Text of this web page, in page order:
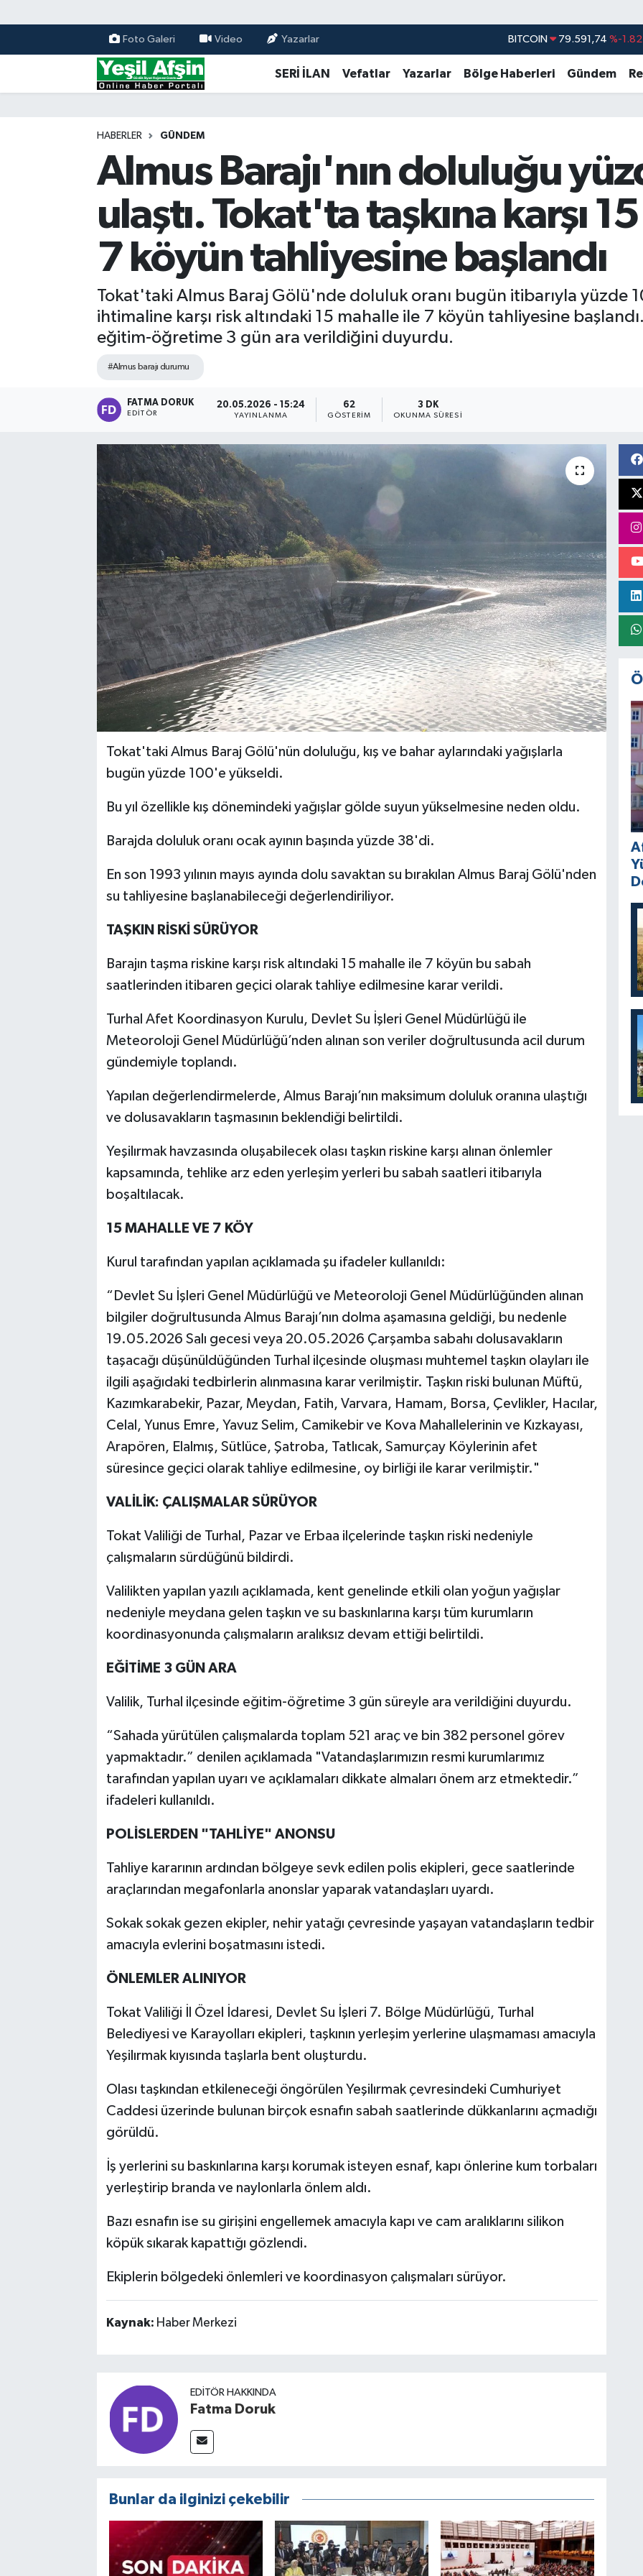
Foto Galeri Video Yazarlar DOLAR 45,43620 %0.02
STERLİN 61,60380 %0.18
BITCOIN 79.591,74 %-1.82
SERİ İLAN Vefatlar Yazarlar Bölge Haberleri Gündem
HABERLER GÜNDEM
Almus Barajı'nın doluluğu
ulaştı. Tokat'ta taşkına karşı
7 köyün tahliyesine başlandı
Tokat'taki Almus Baraj Gölü'nde doluluk oranı bugün itibarıyla yüzde
ihtimaline karşı risk altındaki 15 mahalle ile 7 köyün tahliyesine
eğitim-öğretime 3 gün ara verildiğini duyurdu.
#Almus barajı durumu
FATMA DORUK
EDITÖR
20.05.2026 - 15:24
YAYINLANMA
62
GÖSTERIM
3 DK
OKUNMA SÜRESI
Tokat'taki Almus Baraj Gölü'nün doluluğu, kış ve bahar aylarındaki yağışlarla
bugün yüzde 100'e yükseldi.
Bu yıl özellikle kış dönemindeki yağışlar gölde suyun yükselmesine neden oldu.
Barajda doluluk oranı ocak ayının başında yüzde 38'di.
En son 1993 yılının mayıs ayında dolu savaktan su bırakılan Almus Baraj Gölü'nden
su tahliyesine başlanabileceği değerlendiriliyor.
TAŞKIN RİSKİ SÜRÜYOR
Barajın taşma riskine karşı risk altındaki 15 mahalle ile 7 köyün bu sabah
saatlerinden itibaren geçici olarak tahliye edilmesine karar verildi.
Turhal Afet Koordinasyon Kurulu, Devlet Su İşleri Genel Müdürlüğü ile
Meteoroloji Genel Müdürlüğü’nden alınan son veriler doğrultusunda acil durum
gündemiyle toplandı.
Yapılan değerlendirmelerde, Almus Barajı’nın maksimum doluluk oranına ulaştığı
ve dolusavakların taşmasının beklendiği belirtildi.
Yeşilırmak havzasında oluşabilecek olası taşkın riskine karşı alınan önlemler
kapsamında, tehlike arz eden yerleşim yerleri bu sabah saatleri itibarıyla
boşaltılacak.
15 MAHALLE VE 7 KÖY
Kurul tarafından yapılan açıklamada şu ifadeler kullanıldı:
“Devlet Su İşleri Genel Müdürlüğü ve Meteoroloji Genel Müdürlüğünden alınan
bilgiler doğrultusunda Almus Barajı’nın dolma aşamasına geldiği, bu nedenle
19.05.2026 Salı gecesi veya 20.05.2026 Çarşamba sabahı dolusavakların
taşacağı düşünüldüğünden Turhal ilçesinde oluşması muhtemel taşkın olayları ile
ilgili aşağıdaki tedbirlerin alınmasına karar verilmiştir. Taşkın riski bulunan Müftü,
Kazımkarabekir, Pazar, Meydan, Fatih, Varvara, Hamam, Borsa, Çevlikler, Hacılar,
Celal, Yunus Emre, Yavuz Selim, Camikebir ve Kova Mahallelerinin ve Kızkayası,
Arapören, Elalmış, Sütlüce, Şatroba, Tatlıcak, Samurçay Köylerinin afet
süresince geçici olarak tahliye edilmesine, oy birliği ile karar verilmiştir."
VALİLİK: ÇALIŞMALAR SÜRÜYOR
Tokat Valiliği de Turhal, Pazar ve Erbaa ilçelerinde taşkın riski nedeniyle
çalışmaların sürdüğünü bildirdi.
Valilikten yapılan yazılı açıklamada, kent genelinde etkili olan yoğun yağışlar
nedeniyle meydana gelen taşkın ve su baskınlarına karşı tüm kurumların
koordinasyonunda çalışmaların aralıksız devam ettiği belirtildi.
EĞİTİME 3 GÜN ARA
Valilik, Turhal ilçesinde eğitim-öğretime 3 gün süreyle ara verildiğini duyurdu.
“Sahada yürütülen çalışmalarda toplam 521 araç ve bin 382 personel görev
yapmaktadır.” denilen açıklamada "Vatandaşlarımızın resmi kurumlarımız
tarafından yapılan uyarı ve açıklamaları dikkate almaları önem arz etmektedir.”
ifadeleri kullanıldı.
POLİSLERDEN "TAHLİYE" ANONSU
Tahliye kararının ardından bölgeye sevk edilen polis ekipleri, gece saatlerinde
araçlarından megafonlarla anonslar yaparak vatandaşları uyardı.
Sokak sokak gezen ekipler, nehir yatağı çevresinde yaşayan vatandaşların tedbir
amacıyla evlerini boşatmasını istedi.
ÖNLEMLER ALINIYOR
Tokat Valiliği İl Özel İdaresi, Devlet Su İşleri 7. Bölge Müdürlüğü, Turhal
Belediyesi ve Karayolları ekipleri, taşkının yerleşim yerlerine ulaşmaması amacıyla
Yeşilırmak kıyısında taşlarla bent oluşturdu.
Olası taşkından etkileneceği öngörülen Yeşilırmak çevresindeki Cumhuriyet
Caddesi üzerinde bulunan birçok esnafın sabah saatlerinde dükkanlarını açmadığı
görüldü.
İş yerlerini su baskınlarına karşı korumak isteyen esnaf, kapı önlerine kum torbaları
yerleştirip branda ve naylonlarla önlem aldı.
Bazı esnafın ise su girişini engellemek amacıyla kapı ve cam aralıklarını silikon
köpük sıkarak kapattığı gözlendi.
Ekiplerin bölgedeki önlemleri ve koordinasyon çalışmaları sürüyor.
Kaynak: Haber Merkezi
EDITÖR HAKKINDA
Fatma Doruk
Bunlar da ilginizi çekebilir
Vefatlar
Kahramanmaraş Nöbetçi Eczaneler
Kahramanmaraş Hava Durumu
Kahramanmaraş Namaz Vakitleri
Kahramanmaraş Trafik Yoğunluk Haritası
Süper Lig Puan Durumu ve Fikstür
Son Dakika Haberleri
Haber Arşivi